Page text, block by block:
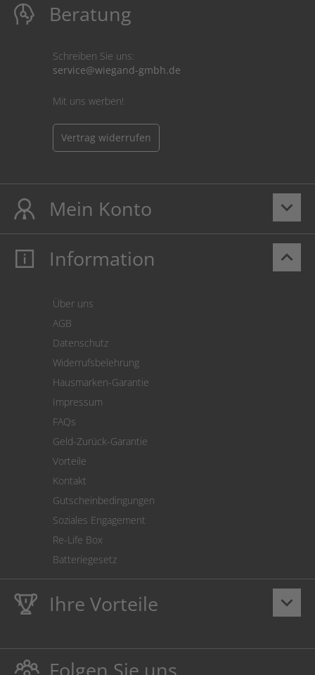
Beratung
Schreiben Sie uns:
service@wiegand-gmbh.de
Mit uns werben!
Vertrag widerrufen
keyboard_arrow_down
Mein Konto
Mein Konto
Cookie Einstellungen
keyboard_arrow_up
Information
Über uns
AGB
Datenschutz
Widerrufsbelehrung
Hausmarken-Garantie
Impressum
FAQs
Geld-Zurück-Garantie
Vorteile
Kontakt
Gutscheinbedingungen
Soziales Engagement
Re-Life Box
Batteriegesetz
keyboard_arrow_down
Ihre Vorteile
LebenslangeHausmarke Garantieauf Toner und Tinte
schützt auch Ihren Drucker.
Folgen Sie uns